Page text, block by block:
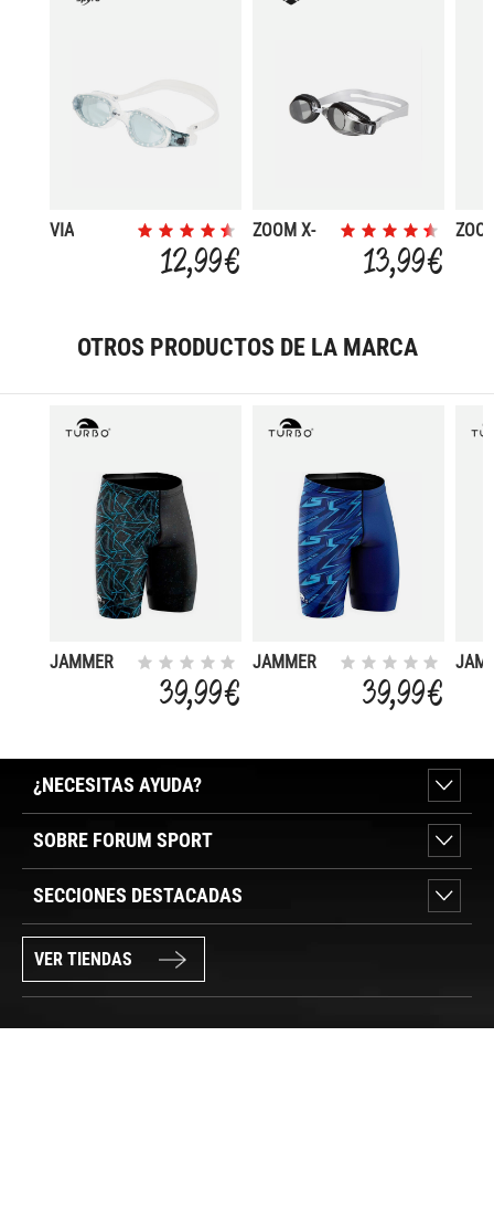
VIA
12,99 €
ZOOM X-
13,99 €
OTROS PRODUCTOS DE LA MARCA
JAMMER
39,99 €
JAMMER
39,99 €
¿NECESITAS AYUDA?
SOBRE FORUM SPORT
SECCIONES DESTACADAS
VER TIENDAS